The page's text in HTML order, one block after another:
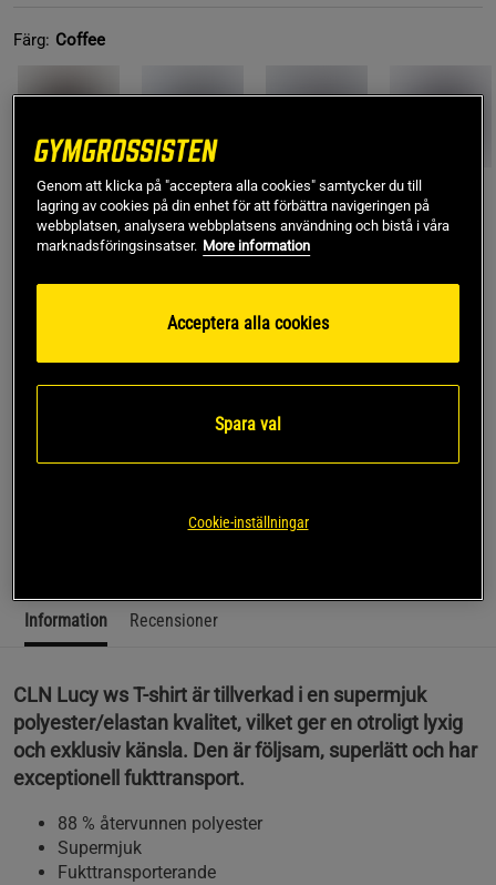
Färg: Coffee
S
Lägg i varukorgen
7340143667627
Information Recensioner
CLN Lucy ws T-shirt är tillverkad i en supermjuk
polyester/elastan kvalitet, vilket ger en otroligt lyxig
och exklusiv känsla. Den är följsam, superlätt och har
exceptionell fukttransport.
88 % återvunnen polyester
Supermjuk
Fukttransporterande
Genom att klicka på "acceptera alla cookies" samtycker du till
lagring av cookies på din enhet för att förbättra navigeringen på
webbplatsen, analysera webbplatsens användning och bistå i våra
marknadsföringsinsatser. More information
Acceptera alla cookies
Spara val
Cookie-inställningar